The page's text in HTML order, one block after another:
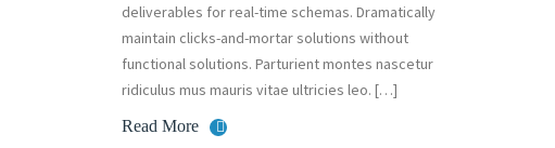
deliverables for real-time schemas. Dramatically
maintain clicks-and-mortar solutions without
functional solutions. Parturient montes nascetur
ridiculus mus mauris vitae ultricies leo. […]
Read More